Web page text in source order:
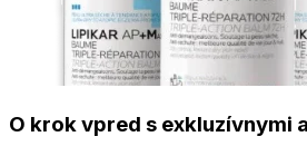
O krok vpred s exkluzívnymi